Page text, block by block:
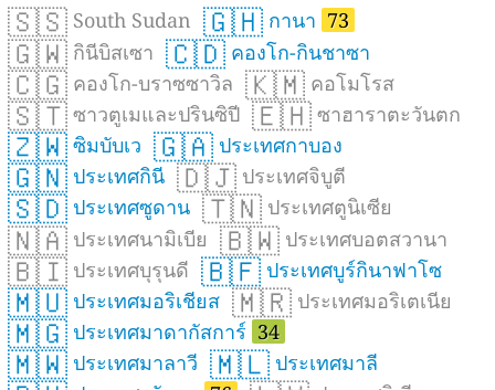
🇸🇸 South Sudan 🇬🇭 กานา 73
🇬🇼 กินีบิสเซา 🇨🇩 คองโก-กินชาซา
🇨🇬 คองโก-บราซซาวิล 🇰🇲 คอโมโรส
🇸🇹 ซาวตูเมและปรินซิปี 🇪🇭 ซาฮาราตะวันตก
🇿🇼 ซิมบับเว 🇬🇦 ประเทศกาบอง
🇬🇳 ประเทศกินี 🇩🇯 ประเทศจิบูตี
🇸🇩 ประเทศซูดาน 🇹🇳 ประเทศตูนิเซีย
🇳🇦 ประเทศนามิเบีย 🇧🇼 ประเทศบอตสวานา
🇧🇮 ประเทศบุรุนดี 🇧🇫 ประเทศบูร์กินาฟาโซ
🇲🇺 ประเทศมอริเชียส 🇲🇷 ประเทศมอริเตเนีย
🇲🇬 ประเทศมาดากัสการ์ 34
🇲🇼 ประเทศมาลาวี 🇲🇱 ประเทศมาลี